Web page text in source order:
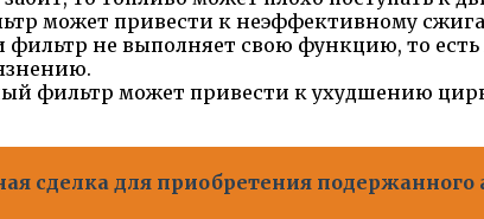
может привести к неэффективному
фильтр не выполняет свою функцию, то
фильтр может привести к ухудшению
сделка для приобретения